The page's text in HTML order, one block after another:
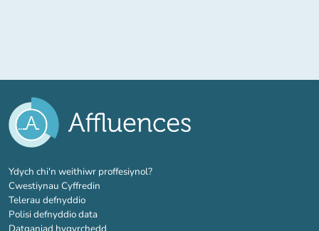
Ydych chi'n weithiwr proffesiynol?(tab newydd)
Cwestiynau Cyffredin
Telerau defnyddio
Polisi defnyddio data